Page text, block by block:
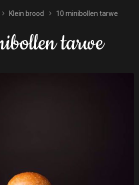
Klein brood 10 minibollen tarwe
tarwe